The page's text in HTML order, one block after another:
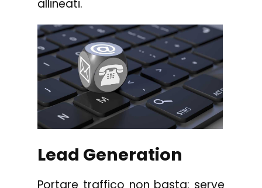
allineati.
Lead Generation
Portare traffico non basta: serve